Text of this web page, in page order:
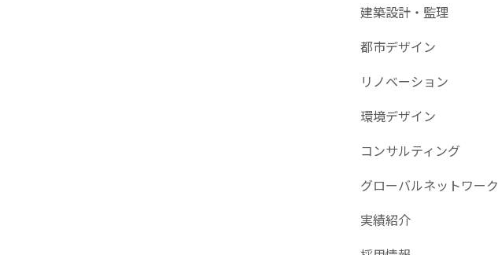
建築設計・監理
都市デザイン
リノベーション
環境デザイン
コンサルティング
グローバルネットワーク
実績紹介